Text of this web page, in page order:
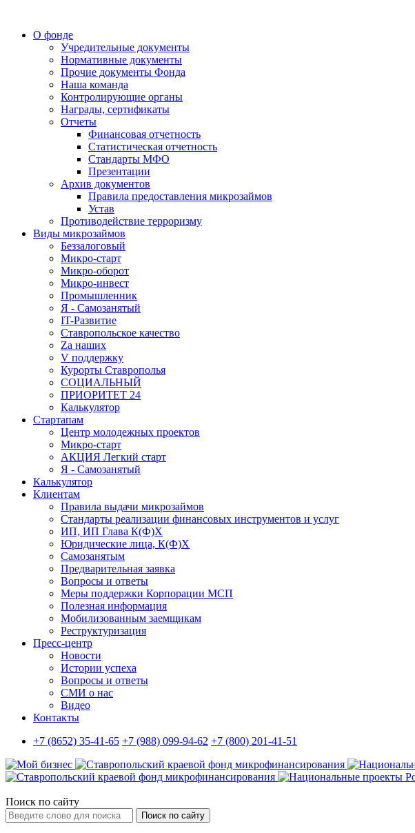
О фонде
Учредительные документы
Нормативные документы
Прочие документы Фонда
Наша команда
Контролирующие органы
Награды, сертификаты
Отчеты
Финансовая отчетность
Статистическая отчетность
Стандарты МФО
Презентации
Архив документов
Правила предоставления микрозаймов
Устав
Противодействие терроризму
Виды микрозаймов
Беззалоговый
Микро-старт
Микро-оборот
Микро-инвест
Промышленник
Я - Самозанятый
IT-Развитие
Ставропольское качество
Za наших
V поддержку
Курорты Ставрополья
СОЦИАЛЬНЫЙ
ПРИОРИТЕТ 24
Калькулятор
Стартапам
Центр молодежных проектов
Микро-старт
АКЦИЯ Легкий старт
Я - Самозанятый
Калькулятор
Клиентам
Правила выдачи микрозаймов
Стандарты реализации финансовых инструментов и услуг
ИП, ИП Глава К(Ф)Х
Юридические лица, К(Ф)Х
Самозанятым
Предварительная заявка
Вопросы и ответы
Меры поддержки Корпорации МСП
Полезная информация
Мобилизованным заемщикам
Реструктуризация
Пресс-центр
Новости
Истории успеха
Вопросы и ответы
СМИ о нас
Видео
Контакты
+7 (8652) 35-41-65 +7 (988) 099-94-62 +7 (800) 201-41-51
Поиск по сайту
Поиск по сайту